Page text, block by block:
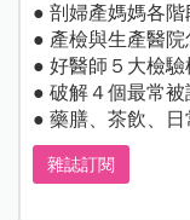
● 剖婦產媽媽各階
● 產檢與生產醫院
● 好醫師５大檢
● 破解４個最常
● 藥膳、茶飲、
雜誌訂閱